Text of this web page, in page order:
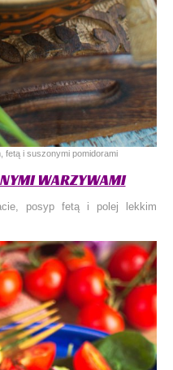
fetą i suszonymi pomidorami
WARZYWAMI
posyp fetą i polej lekkim